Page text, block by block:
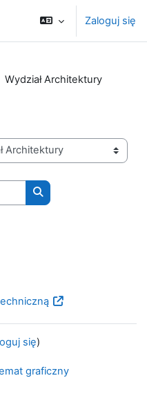
Zaloguj się
Wydział Architektury
Wyszukaj kursy
się)
graficzny